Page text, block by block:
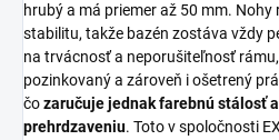
hrubý a má priemer až 50 mm.
stabilitu, takže bazén zostáva vždy
na trvácnosť a neporušiteľnosť
pozinkovaný a zároveň i ošetrený
čozaručuje jednak farebnú stálosť
prehrdzaveniu. Toto v spoločnosti